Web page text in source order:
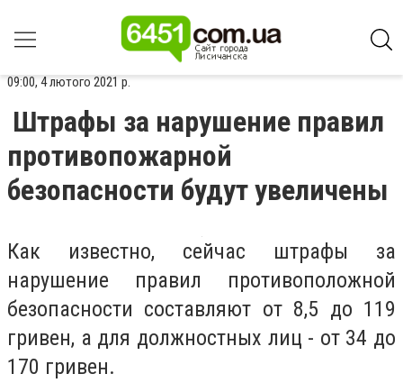
09:00, 4 лютого 2021 р.
Штрафы за нарушение правил
противопожарной
безопасности будут увеличены
Как известно, сейчас штрафы за
нарушение правил противоположной
безопасности составляют от 8,5 до 119
гривен, а для должностных лиц - от 34 до
170 гривен.